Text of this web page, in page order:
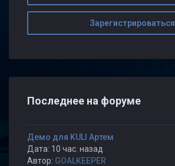
Зарегистрироваться
Последнее на форуме
Демо для KULI Артем
Дата: 10 час. назад
Автор: GOALKEEPER